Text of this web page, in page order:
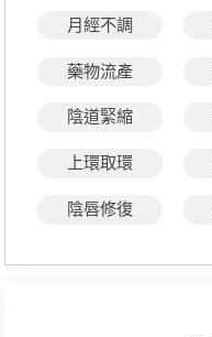
月經不調
藥物流產
陰道緊縮
上環取環
陰唇修復